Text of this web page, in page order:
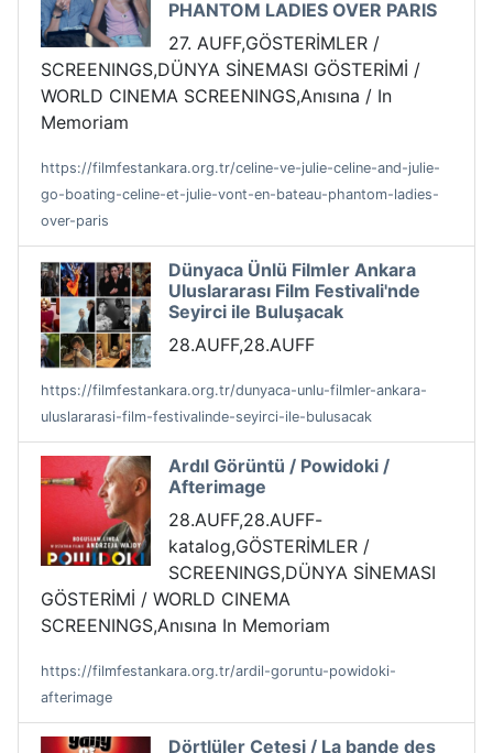
PHANTOM LADIES OVER PARIS
27. AUFF,GÖSTERİMLER /
SCREENINGS,DÜNYA SİNEMASI GÖSTERİMİ /
WORLD CINEMA SCREENINGS,Anısına / In
Memoriam
https://filmfestankara.org.tr/celine-ve-julie-celine-and-julie-
go-boating-celine-et-julie-vont-en-bateau-phantom-ladies-
over-paris
Dünyaca Ünlü Filmler Ankara
Uluslararası Film Festivali'nde
Seyirci ile Buluşacak
28.AUFF,28.AUFF
https://filmfestankara.org.tr/dunyaca-unlu-filmler-ankara-
uluslararasi-film-festivalinde-seyirci-ile-bulusacak
Ardıl Görüntü / Powidoki /
Afterimage
28.AUFF,28.AUFF-
katalog,GÖSTERİMLER /
SCREENINGS,DÜNYA SİNEMASI
GÖSTERİMİ / WORLD CINEMA
SCREENINGS,Anısına In Memoriam
https://filmfestankara.org.tr/ardil-goruntu-powidoki-
afterimage
Dörtlüler Çetesi / La bande des